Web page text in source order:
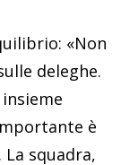
«Non
deleghe.
è
squadra,